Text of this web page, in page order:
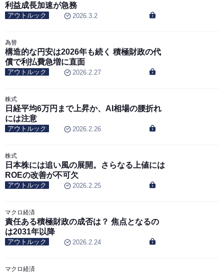
利益成長加速が急務
アウトルック 2026.3.2
為替
構造的な円安は2026年も続く 積極財政の代
償で利払費急増に直面
アウトルック 2026.2.27
株式
日経平均6万円まで上昇か、AI相場の腰折れ
には注意
アウトルック 2026.2.26
株式
日本株には追い風の展開。さらなる上値には
ROEの改善が不可欠
アウトルック 2026.2.25
マクロ経済
責任ある積極財政の成否は？ 焦点となるの
は2031年以降
アウトルック 2026.2.24
マクロ経済